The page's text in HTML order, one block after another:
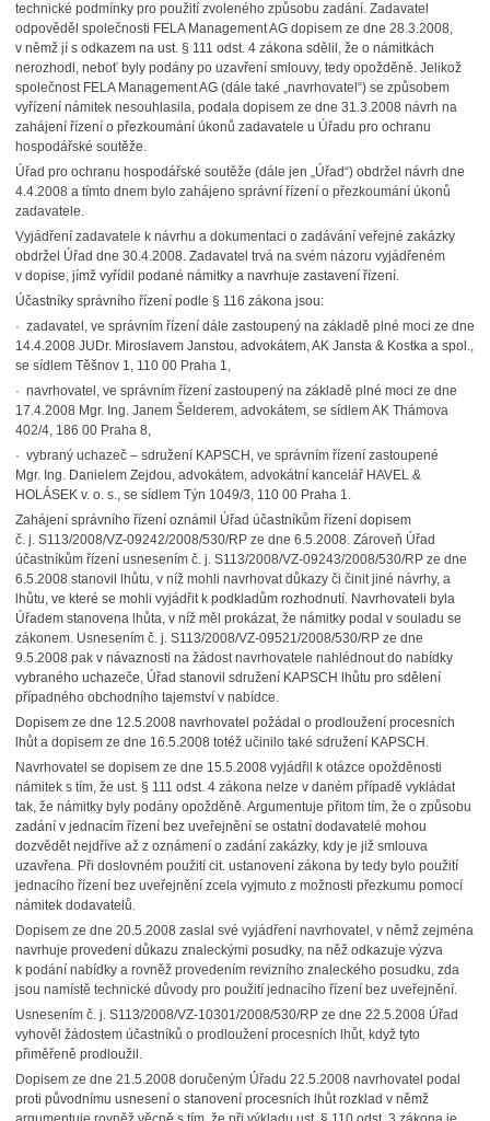
technické podmínky pro použití zvoleného způsobu zadání. Zadavatel
odpověděl společnosti FELA Management AG dopisem ze dne 28.3.2008,
v němž jí s odkazem na ust. § 111 odst. 4 zákona sdělil, že o námitkách
nerozhodl, neboť byly podány po uzavření smlouvy, tedy opožděně. Jelikož
společnost FELA Management AG (dále také „navrhovatel“) se způsobem
vyřízení námitek nesouhlasila, podala dopisem ze dne 31.3.2008 návrh na
zahájení řízení o přezkoumání úkonů zadavatele u Úřadu pro ochranu
hospodářské soutěže.
Úřad pro ochranu hospodářské soutěže (dále jen „Úřad“) obdržel návrh dne
4.4.2008 a tímto dnem bylo zahájeno správní řízení o přezkoumání úkonů
zadavatele.
Vyjádření zadavatele k návrhu a dokumentaci o zadávání veřejné zakázky
obdržel Úřad dne 30.4.2008. Zadavatel trvá na svém názoru vyjádřeném
v dopise, jímž vyřídil podané námitky a navrhuje zastavení řízení.
Účastníky správního řízení podle § 116 zákona jsou:
· zadavatel, ve správním řízení dále zastoupený na základě plné moci ze dne
14.4.2008 JUDr. Miroslavem Janstou, advokátem, AK Jansta & Kostka a spol.,
se sídlem Těšnov 1, 110 00 Praha 1,
· navrhovatel, ve správním řízení zastoupený na základě plné moci ze dne
17.4.2008 Mgr. Ing. Janem Šelderem, advokátem, se sídlem AK Thámova
402/4, 186 00 Praha 8,
· vybraný uchazeč – sdružení KAPSCH, ve správním řízení zastoupené
Mgr. Ing. Danielem Zejdou, advokátem, advokátní kancelář HAVEL &
HOLÁSEK v. o. s., se sídlem Týn 1049/3, 110 00 Praha 1.
Zahájení správního řízení oznámil Úřad účastníkům řízení dopisem
č. j. S113/2008/VZ-09242/2008/530/RP ze dne 6.5.2008. Zároveň Úřad
účastníkům řízení usnesením č. j. S113/2008/VZ-09243/2008/530/RP ze dne
6.5.2008 stanovil lhůtu, v níž mohli navrhovat důkazy či činit jiné návrhy, a
lhůtu, ve které se mohli vyjádřit k podkladům rozhodnutí. Navrhovateli byla
Úřadem stanovena lhůta, v níž měl prokázat, že námitky podal v souladu se
zákonem. Usnesením č. j. S113/2008/VZ-09521/2008/530/RP ze dne
9.5.2008 pak v návaznosti na žádost navrhovatele nahlédnout do nabídky
vybraného uchazeče, Úřad stanovil sdružení KAPSCH lhůtu pro sdělení
případného obchodního tajemství v nabídce.
Dopisem ze dne 12.5.2008 navrhovatel požádal o prodloužení procesních
lhůt a dopisem ze dne 16.5.2008 totéž učinilo také sdružení KAPSCH.
Navrhovatel se dopisem ze dne 15.5.2008 vyjádřil k otázce opožděnosti
námitek s tím, že ust. § 111 odst. 4 zákona nelze v daném případě vykládat
tak, že námitky byly podány opožděně. Argumentuje přitom tím, že o způsobu
zadání v jednacím řízení bez uveřejnění se ostatní dodavatelé mohou
dozvědět nejdříve až z oznámení o zadání zakázky, kdy je již smlouva
uzavřena. Při doslovném použití cit. ustanovení zákona by tedy bylo použití
jednacího řízení bez uveřejnění zcela vyjmuto z možnosti přezkumu pomocí
námitek dodavatelů.
Dopisem ze dne 20.5.2008 zaslal své vyjádření navrhovatel, v němž zejména
navrhuje provedení důkazu znaleckými posudky, na něž odkazuje výzva
k podání nabídky a rovněž provedením revizního znaleckého posudku, zda
jsou namístě technické důvody pro použití jednacího řízení bez uveřejnění.
Usnesením č. j. S113/2008/VZ-10301/2008/530/RP ze dne 22.5.2008 Úřad
vyhověl žádostem účastníků o prodloužení procesních lhůt, když tyto
přiměřeně prodloužil.
Dopisem ze dne 21.5.2008 doručeným Úřadu 22.5.2008 navrhovatel podal
proti původnímu usnesení o stanovení procesních lhůt rozklad v němž